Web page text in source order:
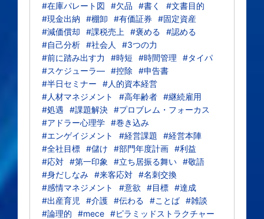
#在庫パレート図
#欠品 #書く
#文書目的
#現金出納
#棚卸 #有価証券
#固定資産
#減価償却
#課税売上 #褒める
#認める
#自己分析 #社会人
#3つの力
#前に踏み出す力
#時短 #時間管理
#タイパ
#スケジューラ― #控除
#申告書
#半日セミナー
#人的資本経営
#人材マネジメント
#高年齢者 #継続雇用
#処遇
#課題解決 #プロブレム・フォーカス
#アドラー心理学 #巻き込み
#エンゲイジメント
#経営課題
#経営本陣
#全社目標 #儲け #部門年度計画 #利益
#応対 #第一印象 #立ち居振る舞い #敬語
#身だしなみ #来客応対 #名刺交換
#感情マネジメント
#意欲 #目標 #達成
#出産育児
#介護 #伝わる #ことば #雑談
#論理的
#mece #ピラミッドストラクチャー